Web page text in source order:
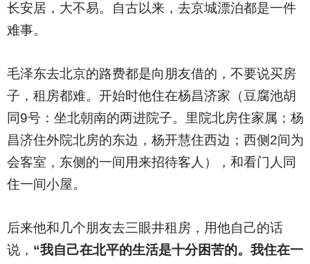
长安居，大不易。自古以来，去京城漂泊都是一件
难事。
毛泽东去北京的路费都是向朋友借的，不要说买房
子，租房都难。开始时他住在杨昌济家（豆腐池胡
同9号：坐北朝南的两进院子。里院北房住家属；杨
昌济住外院北房的东边，杨开慧住西边；西侧2间为
会客室，东侧的一间用来招待客人），和看门人同
住一间小屋。
后来他和几个朋友去三眼井租房，用他自己的话
说， “我自己在北平的生活是十分困苦的。我住在一